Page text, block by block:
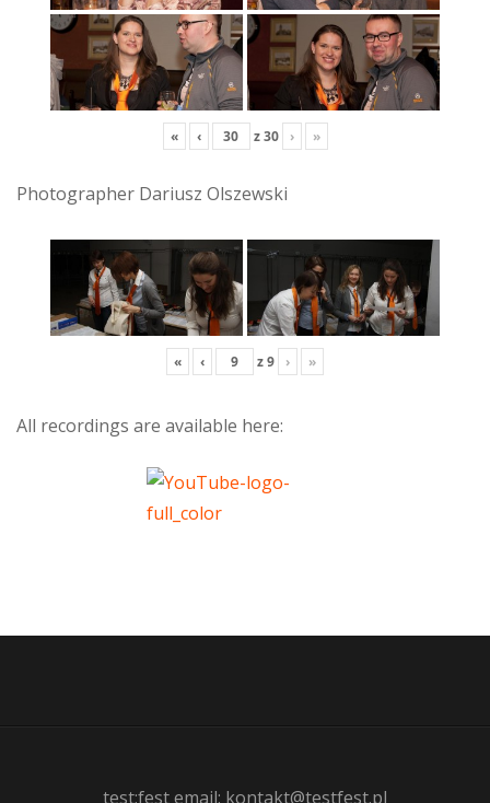
« ‹ z30 › »
Photographer Dariusz Olszewski
« ‹ z9 › »
All recordings are available here:
test:fest email: kontakt@testfest.pl